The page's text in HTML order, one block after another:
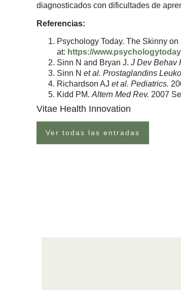
diagnosticados con dificultades de
Referencias:
Psychology Today. The Skinny
at: https://
Sinn N and Bryan J. J Dev Behav
Sinn N et al. Prostaglandins
Richardson AJ et al. Pediatrics.
Kidd PM. Altern Med Rev. 2007
Vitae Health Innovation
Ver todas las entradas